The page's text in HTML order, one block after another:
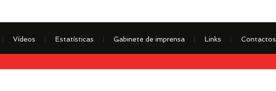
Vídeos Estatísticas Gabinete de imprensa Links Contactos